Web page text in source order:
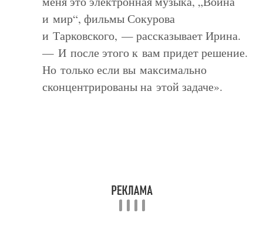
и мир“, фильмы Сокурова
и Тарковского, — рассказывает Ирина.
— И после этого к вам придет решение.
Но только если вы максимально
сконцентрированы на этой задаче».